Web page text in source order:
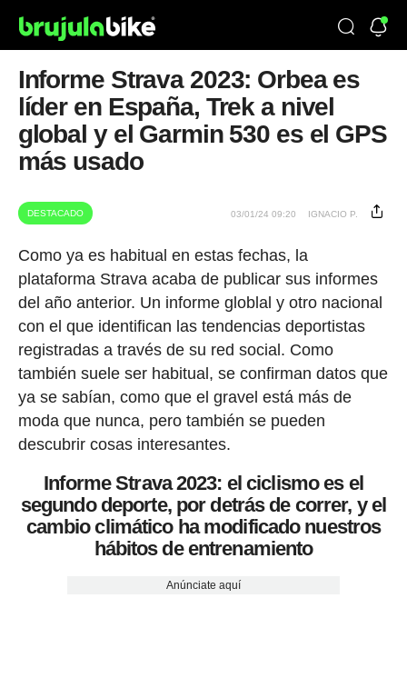
Informe Strava 2023: Orbea es
líder en España, Trek a nivel
global y el Garmin 530 es el GPS
más usado
DESTACADO 03/01/24 09:20 IGNACIO P.
Como ya es habitual en estas fechas, la
plataforma Strava acaba de publicar sus informes
del año anterior. Un informe globlal y otro nacional
con el que identifican las tendencias deportistas
registradas a través de su red social. Como
también suele ser habitual, se confirman datos que
ya se sabían, como que el gravel está más de
moda que nunca, pero también se pueden
descubrir cosas interesantes.
Informe Strava 2023: el ciclismo es el
segundo deporte, por detrás de correr, y el
cambio climático ha modificado nuestros
hábitos de entrenamiento
Anúnciate aquí